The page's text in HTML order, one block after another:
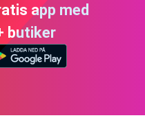
app med
butiker